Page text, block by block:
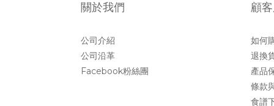
關於我們
公司介紹
公司沿革
Facebook粉絲團
顧
如何
退換
產品
條款
食譜